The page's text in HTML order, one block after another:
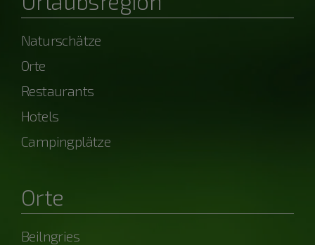
Naturschätze
Orte
Restaurants
Hotels
Campingplätze
Orte
Beilngries